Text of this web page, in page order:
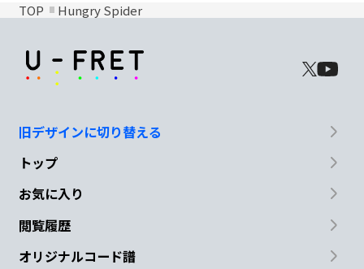
TOP Hungry Spider
旧デザインに切り替える
トップ
お気に入り
閲覧履歴
オリジナルコード譜